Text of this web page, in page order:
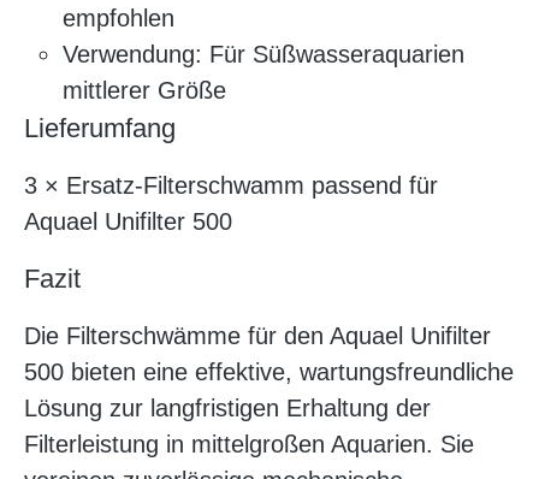
empfohlen
Verwendung: Für Süßwasseraquarien
mittlerer Größe
Lieferumfang
3 × Ersatz-Filterschwamm passend für
Aquael Unifilter 500
Fazit
Die Filterschwämme für den Aquael Unifilter
500 bieten eine effektive, wartungsfreundliche
Lösung zur langfristigen Erhaltung der
Filterleistung in mittelgroßen Aquarien. Sie